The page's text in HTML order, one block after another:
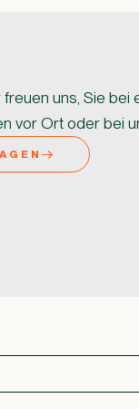
uns, Sie
vor Ort oder bei